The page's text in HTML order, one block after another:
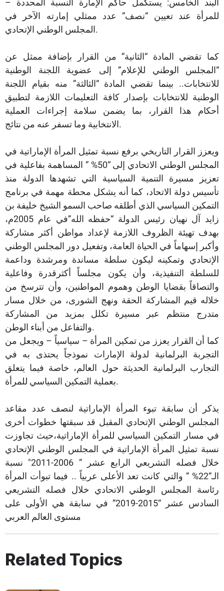
– البند الخامس: يستكمل حاكم الإمارة النسبة المحددة
للمرأة عند تعيين “نصف” عدد ممثلي إمارته الآخر في
المجلس الوطني الإتحادي.
كما تقضي المادة “الثانية” من القرار بإضافة ممثل عن
“المجلس الوطني للإعلام” إلى عضوية اللجنة الوطنية
للانتخابات.. بينما تقضي المادة “الثالثة” منه بقيام اللجنة
الوطنية للانتخابات بإصدار كافة التعليمات اللازمة لتطبيق
أحكام هذا القرار، بما يضمن سلامة إجراءات العملية
الانتخابية وما تسفر عنه من نتائج.
ويعزز القرار التاريخي برفع نسبة تمثيل المرأة الإماراتية في
المجلس الوطني الاتحادي إلى “50% ” المساهمة بفاعلية في
تعزيز مسيرة التنمية السياسية التي تشهدها الدولة منذ
تأسيس دولة الاتحاد، كما أنه يشكل محطة مهمة في برنامج
التمكين السياسي الذي أطلقه صاحب السمو الشيخ خليفة بن
زايد آل نهيان رئيس الدولة “حفظه الله”في عام 2005م،
بهدف تهيئة الظروف اللازمة لإعداد مواطن أكثر مشاركة
وأكبر إسهاماً في الحياة العامة، وتفعيل دور المجلس الوطني
الإتحادي وتمكينه ليكون سلطة مساندة ومرشدة وداعمة
للسلطة التنفيذية، وأن يكون مجلساً أكثرقدرة وفاعلية
والتصاقاً بقضايا الوطن وهموم المواطنين، وأن تترسخ من
خلاله قيم المشاركة الحقة ونهج الشورى، من خلال مسار
متدرج منتظم عبر مسيرة تكلل بمزيد من المشاركة
والتفاعل من أبناء الوطن.
كما أن القرار يعزز من تمكين المرأة – سياسياً – ويجعل من
التجربة البرلمانية لدولة الإمارات نموذجاً يحتذى به في
التجارب البرلمانية الحديثة حول العالم، خاصة فيما يتعلق
بعملية التمكين السياسي للمرأة.
يذكر أن سابقة تبوء المرأة الإماراتية لنصف عدد مقاعد
المجلس الوطني الإتحادي المقبل قد سبقتها خطوات أخرى
في مسار التمكين السياسي للمرأة الإماراتية،حيث تجاوزت
نسبة تمثيل المرأة الإماراتية في المجلس الوطني الإتحادي
خلال فصله التشريعي الرابع عشر ” 2006-2011″ نسبة
الـ”22% ” والتي كانت تعد الأعلى عربياً .. فيما تبوأت المرأة
رئاسة المجلس الوطني الاتحادي خلال فصله التشريعي
السادس عشر “2015-2019” في سابقة هي الأولى على
مستوى العالم العربي
Related Topics